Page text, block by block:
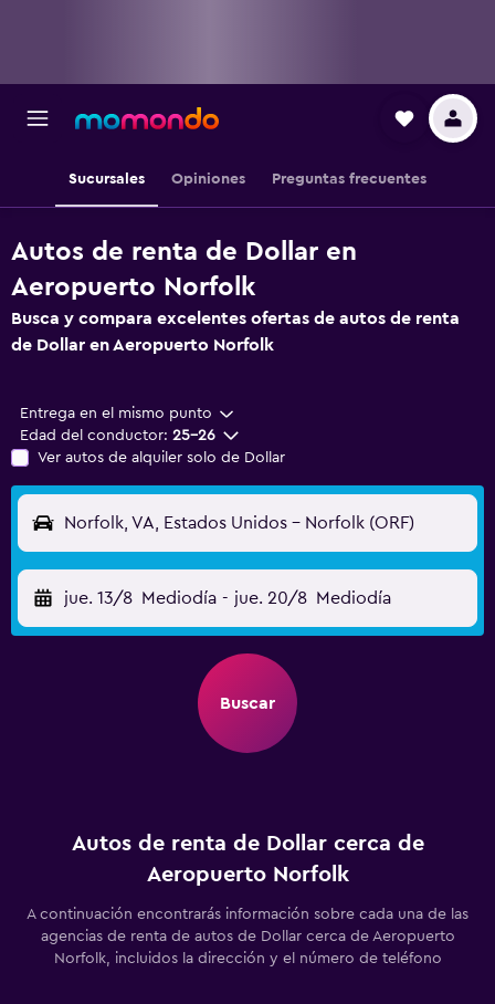
Sucursales Opiniones Preguntas frecuentes
Autos de renta de Dollar en
Aeropuerto Norfolk
Busca y compara excelentes ofertas de autos de renta
de Dollar en Aeropuerto Norfolk
Entrega en el mismo punto
Edad del conductor: 25-26
Ver autos de alquiler solo de Dollar
Norfolk, VA, Estados Unidos - Norfolk (ORF)
jue. 13/8 Mediodía - jue. 20/8 Mediodía
Buscar
Autos de renta de Dollar cerca de
Aeropuerto Norfolk
A continuación encontrarás información sobre cada una de las
agencias de renta de autos de Dollar cerca de Aeropuerto
Norfolk, incluidos la dirección y el número de teléfono